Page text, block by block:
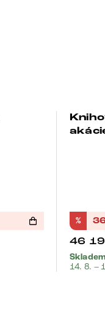
%
46
14. 8. –